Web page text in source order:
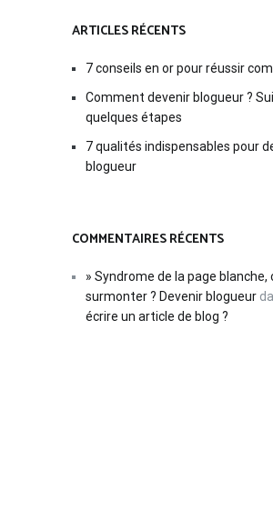
ARTICLES RÉCENTS
7 conseils en or pour réussir
Comment devenir blogueur ?
quelques étapes
7 qualités indispensables pour
blogueur
COMMENTAIRES RÉCENTS
» Syndrome de la page
surmonter ? Devenir blogueur
écrire un article de blog ?